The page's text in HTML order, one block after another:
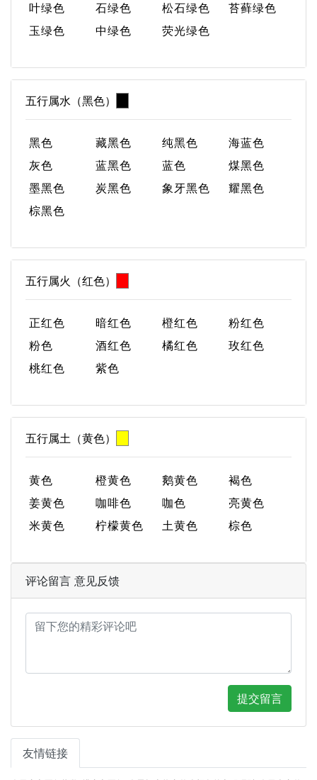
叶绿色
石绿色 松石绿色
苔藓绿色
玉绿色
中绿色 荧光绿色
五行属水（黑色）
黑色 藏黑色 纯黑色
海蓝色
灰色
蓝黑色 蓝色
煤黑色
墨黑色
炭黑色 象牙黑色
耀黑色
棕黑色
五行属火（红色）
正红色 暗红色 橙红色
粉红色
粉色
酒红色 橘红色
玫红色
桃红色
紫色
五行属土（黄色）
黄色 橙黄色 鹅黄色
褐色
姜黄色
咖啡色 咖色
亮黄色
米黄色
柠檬黄色 土黄色 棕色
评论留言 意见反馈
提交留言
友情链接